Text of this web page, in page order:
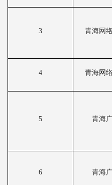
3 青海网
4 青海网
5 青海
6 青海